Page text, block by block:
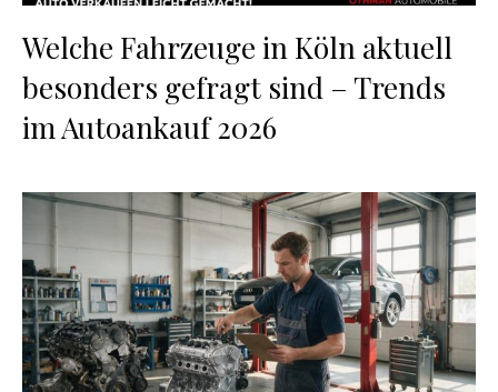
Welche Fahrzeuge in Köln aktuell
besonders gefragt sind – Trends
im Autoankauf 2026